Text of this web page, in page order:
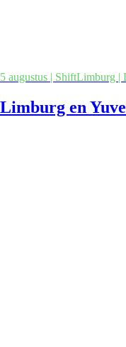
5 augustus | ShiftLimburg |
Limburg en